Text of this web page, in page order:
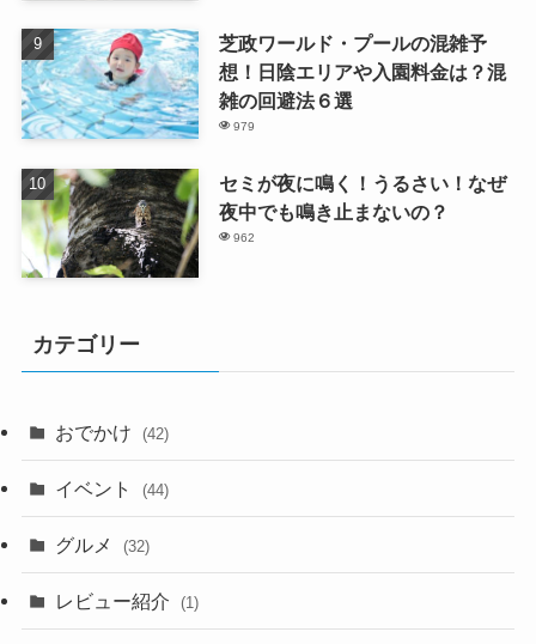
芝政ワールド・プールの混雑予
想！日陰エリアや入園料金は？混
雑の回避法６選
979
セミが夜に鳴く！うるさい！なぜ
夜中でも鳴き止まないの？
962
カテゴリー
おでかけ (42)
イベント (44)
グルメ (32)
レビュー紹介 (1)